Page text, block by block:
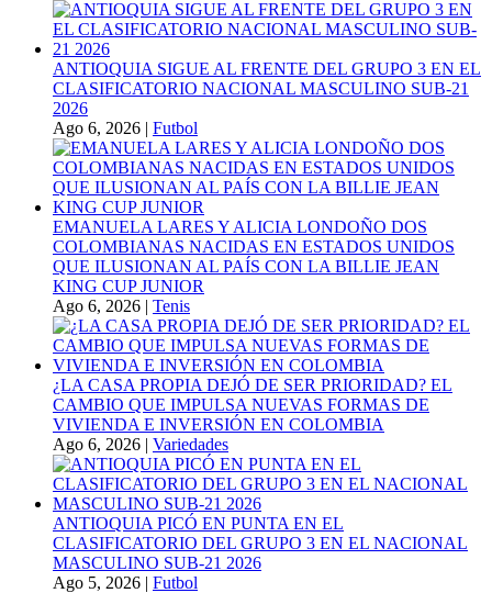
ANTIOQUIA SIGUE AL FRENTE DEL GRUPO 3 EN EL
CLASIFICATORIO NACIONAL MASCULINO SUB-21
2026
Ago 6, 2026 | Futbol
EMANUELA LARES Y ALICIA LONDOÑO DOS
COLOMBIANAS NACIDAS EN ESTADOS UNIDOS
QUE ILUSIONAN AL PAÍS CON LA BILLIE JEAN
KING CUP JUNIOR
Ago 6, 2026 | Tenis
¿LA CASA PROPIA DEJÓ DE SER PRIORIDAD? EL
CAMBIO QUE IMPULSA NUEVAS FORMAS DE
VIVIENDA E INVERSIÓN EN COLOMBIA
Ago 6, 2026 | Variedades
ANTIOQUIA PICÓ EN PUNTA EN EL
CLASIFICATORIO DEL GRUPO 3 EN EL NACIONAL
MASCULINO SUB-21 2026
Ago 5, 2026 | Futbol